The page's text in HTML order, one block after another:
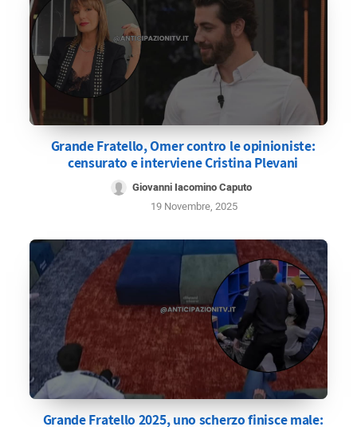
Grande Fratello, Omer contro le opinioniste:
censurato e interviene Cristina Plevani
Giovanni Iacomino Caputo
19 Novembre, 2025
Grande Fratello 2025, uno scherzo finisce male: